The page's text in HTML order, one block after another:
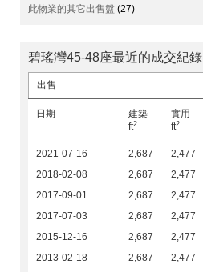
此物業的其它出售盤 (27)
碧瑤灣45-48座最近的成交紀錄
出售
日期
建築
ft2
實用
ft2
2021-07-16 2,687 2,477
2018-02-08
2,687 2,477
2017-09-01
2,687 2,477
2017-07-03
2,687 2,477
2015-12-16
2,687 2,477
2013-02-18
2,687 2,477